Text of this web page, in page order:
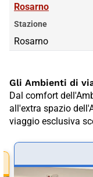
Rosarno
Stazione
Rosarno
Gli Ambienti di
Dal comfort
all'extra spazio
viaggio esclusiva